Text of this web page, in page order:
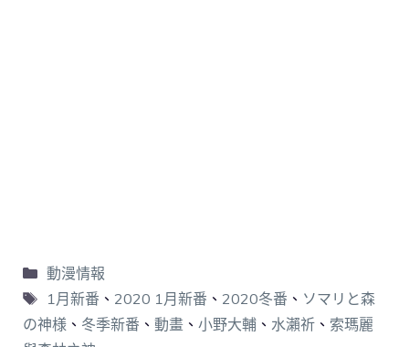
動漫情報
1月新番 、 2020 1月新番 、 2020冬番 、 ソマリと森
の神様 、 冬季新番 、 動畫 、 小野大輔 、 水瀨祈 、 索瑪麗